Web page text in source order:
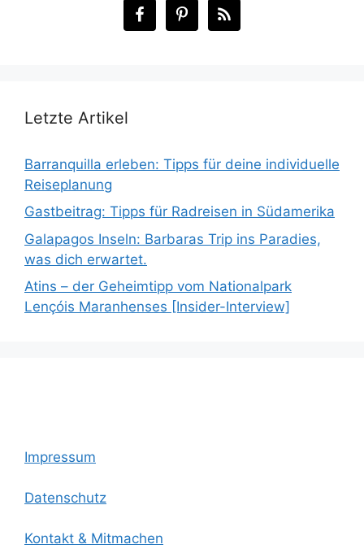
Letzte Artikel
Barranquilla erleben: Tipps für deine individuelle
Reiseplanung
Gastbeitrag: Tipps für Radreisen in Südamerika
Galapagos Inseln: Barbaras Trip ins Paradies,
was dich erwartet.
Atins – der Geheimtipp vom Nationalpark
Lençóis Maranhenses [Insider-Interview]
Impressum
Datenschutz
Kontakt & Mitmachen